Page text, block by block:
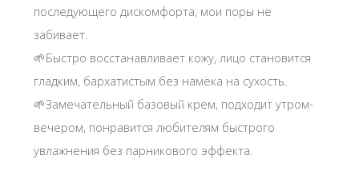
последующего дискомфорта, мои поры не
забивает.
🌱Быстро восстанавливает кожу, лицо становится
гладким, бархатистым без намёка на сухость.
🌱Замечательный базовый крем, подходит утром-
вечером, понравится любителям быстрого
увлажнения без парникового эффекта.